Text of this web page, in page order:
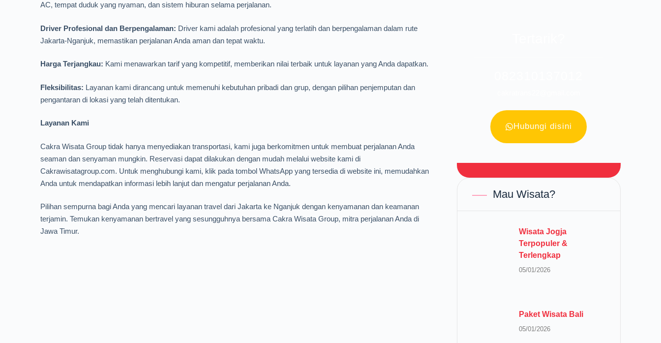
AC, tempat duduk yang nyaman, dan sistem hiburan selama perjalanan.
Driver Profesional dan Berpengalaman: Driver kami adalah profesional yang terlatih dan berpengalaman dalam rute
Jakarta-Nganjuk, memastikan perjalanan Anda aman dan tepat waktu.
Harga Terjangkau: Kami menawarkan tarif yang kompetitif, memberikan nilai terbaik untuk layanan yang Anda dapatkan.
Fleksibilitas: Layanan kami dirancang untuk memenuhi kebutuhan pribadi dan grup, dengan pilihan penjemputan dan
pengantaran di lokasi yang telah ditentukan.
Layanan Kami
Cakra Wisata Group tidak hanya menyediakan transportasi, kami juga berkomitmen untuk membuat perjalanan Anda
seaman dan senyaman mungkin. Reservasi dapat dilakukan dengan mudah melalui website kami di
Cakrawisatagroup.com. Untuk menghubungi kami, klik pada tombol WhatsApp yang tersedia di website ini, memudahkan
Anda untuk mendapatkan informasi lebih lanjut dan mengatur perjalanan Anda.
Pilihan sempurna bagi Anda yang mencari layanan travel dari Jakarta ke Nganjuk dengan kenyamanan dan keamanan
terjamin. Temukan kenyamanan bertravel yang sesungguhnya bersama Cakra Wisata Group, mitra perjalanan Anda di
Jawa Timur.
Hubungi disini
Mau Wisata?
Wisata Jogja
Terpopuler &
Terlengkap
05/01/2026
Paket Wisata Bali
05/01/2026